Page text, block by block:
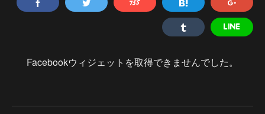
Facebookウィジェットを取得できませんでした。